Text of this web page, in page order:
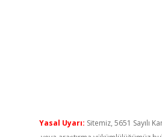
Yasal Uyarı: Sitemiz, 5651 Sayılı